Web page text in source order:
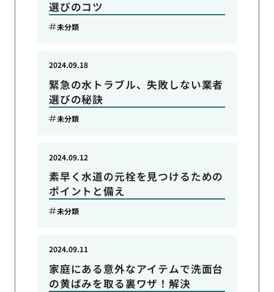
選びのコツ
未分類
緊急の水トラブル、失敗しない業者
選びの秘訣
2024.09.18
未分類
素早く水道の元栓を見つけるための
ポイントと備え
2024.09.12
未分類
家庭にある意外なアイテムで洗面台
の黄ばみを取る裏ワザ！解決
2024.09.11